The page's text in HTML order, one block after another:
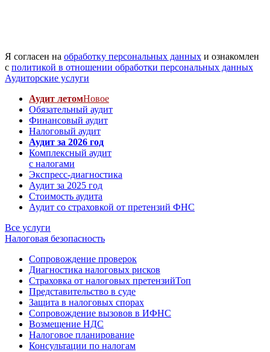
Я согласен на обработку персональных данных и ознакомлен
с политикой в отношении обработки персональных данных
Аудиторские услуги
Аудит летомНовое
Обязательный аудит
Финансовый аудит
Налоговый аудит
Аудит за 2026 год
Комплексный аудит
с налогами
Экспресс-диагностика
Аудит за 2025 год
Стоимость аудита
Аудит со страховкой от претензий ФНС
Все услуги
Налоговая безопасность
Сопровождение проверок
Диагностика налоговых рисков
Страховка от налоговых претензийТоп
Представительство в суде
Защита в налоговых спорах
Сопровождение вызовов в ИФНС
Возмещение НДС
Налоговое планирование
Консультации по налогам